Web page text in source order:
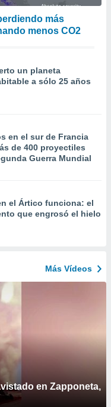
más
menos CO2
un planeta
a sólo 25 años
en el sur de Francia
de 400 proyectiles
Guerra Mundial
el Ártico funciona: el
que engrosó el hielo
Más Vídeos
en Zapponeta,